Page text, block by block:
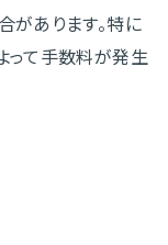
があります。特に
って手数料が発生